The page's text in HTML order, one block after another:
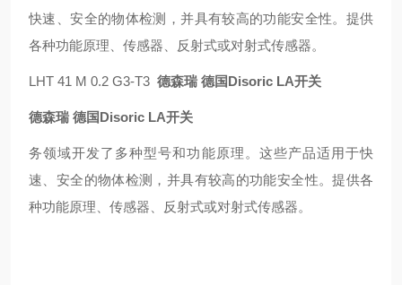
快速、安全的物体检测，并具有较高的功能安全性。提供
各种功能原理、传感器、反射式或对射式传感器。
LHT 41 M 0.2 G3-T3 德森瑞 德国Disoric LA开关
德森瑞 德国Disoric LA开关
务领域开发了多种型号和功能原理。这些产品适用于快
速、安全的物体检测，并具有较高的功能安全性。提供各
种功能原理、传感器、反射式或对射式传感器。